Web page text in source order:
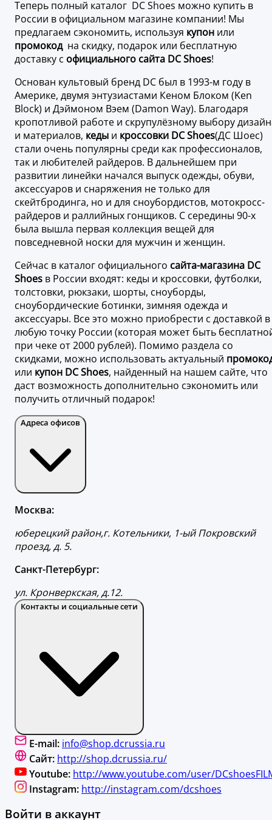
Теперь полный каталог DC Shoes можно купить в
России в официальном магазине компании! Мы
предлагаем сэкономить, используя купон или
промокодна скидку, подарок или бесплатную
доставку с официального сайта DC Shoes!
Основан культовый бренд DC был в 1993-м году в
Америке, двумя энтузиастами Кеном Блоком (Ken
Block) и Дэймоном Вэем (Damon Way). Благодаря
кропотливой работе и скрупулёзному выбору
и материалов, кеды и кроссовки DC Shoes(ДС Шоес)
стали очень популярны среди как профессионалов,
так и любителей райдеров. В дальнейшем при
развитии линейки начался выпуск одежды, обуви,
аксессуаров и снаряжения не только для
скейтбродинга, но и для сноубордистов, мотокросс-
райдеров и раллийных гонщиков. С середины 90-х
была вышла первая коллекция вещей для
повседневной носки для мужчин и женщин.
Сейчас в каталог официального сайта-магазина DC
Shoes в России входят: кеды и кроссовки, футболки,
толстовки, рюкзаки, шорты, сноуборды,
сноубордические ботинки, зимняя одежда и
аксессуары. Все это можно приобрести с доставкой в
любую точку России (которая может быть
при чеке от 2000 рублей). Помимо раздела со
скидками, можно использовать актуальный
или купон DC Shoes, найденный на нашем сайте, что
даст возможность дополнительно сэкономить или
получить отличный подарок!
Адреса офисов
Москва:
юберецкий район,г. Котельники, 1-ый Покровский
проезд, д. 5.
Санкт-Петербург:
ул. Кронверкская, д.12.
Контакты и социальные сети
E-mail: info@shop.dcrussia.ru
Сайт: http://shop.dcrussia.ru/
Youtube: http://www.youtube.com/user/
Instagram: http://instagram.com/dcshoes
Войти в аккаунт